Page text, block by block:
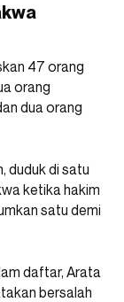
47 orang
orang
dua orang
duduk di satu
ketika hakim
satu demi
daftar, Arata
bersalah